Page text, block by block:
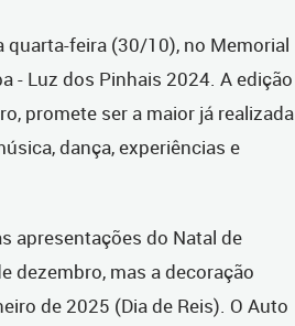
quarta-feira (30/10), no Memorial
- Luz dos Pinhais 2024. A edição
promete ser a maior já realizada
dança, experiências e
apresentações do Natal de
dezembro, mas a decoração
de 2025 (Dia de Reis). O Auto